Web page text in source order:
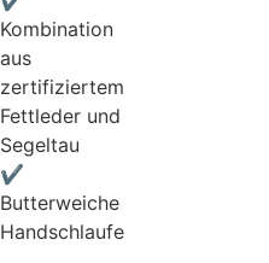
Kombination
aus
zertifiziertem
Fettleder und
Segeltau
✔
Butterweiche
Handschlaufe